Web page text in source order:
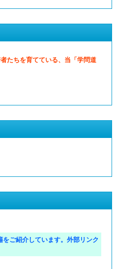
たちを育てている、当「学問道
ご紹介しています。外部リンク